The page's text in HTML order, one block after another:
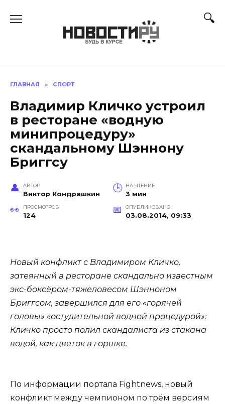
ГЛАВНАЯ » СПОРТ
Владимир Кличко устроил
в ресторане «водную
минипроцедуру»
скандальному Шэннону
Бриггсу
АВТОР
Виктор Кондрашкин
НА ЧТЕНИЕ
3 мин
ПРОСМОТРОВ
124
ОПУБЛИКОВАНО
03.08.2014, 09:33
Новый конфликт с Владимиром Кличко,
затеянный в ресторане скандально известным
экс-боксёром-тяжеловесом Шэнноном
Бриггсом, завершился для его «горячей
головы» «остудительной водной процедурой»:
Кличко просто полил скандалиста из стакана
водой, как цветок в горшке.
По информации портала Fightnews, новый
конфликт между чемпионом по трём версиям